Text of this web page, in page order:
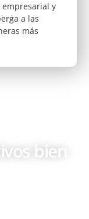
empresarial y
a las
más
bien